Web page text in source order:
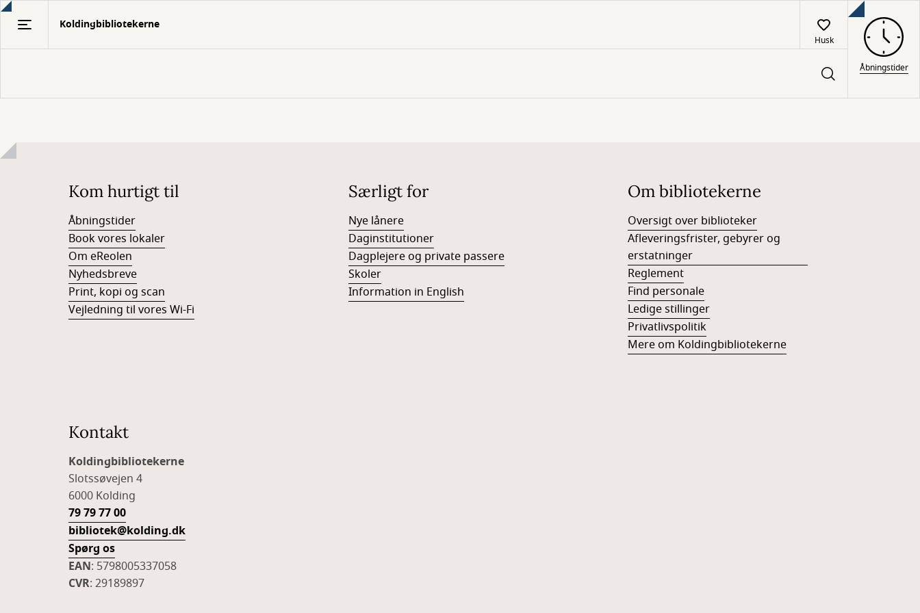
Gå
Koldingbibliotekerne
Husk
Åbningstider
Kom hurtigt til
Åbningstider
Book vores lokaler
Om eReolen
Nyhedsbreve
Print, kopi og scan
Vejledning til vores Wi-Fi
Særligt for
Nye lånere
Daginstitutioner
Dagplejere og private passere
Skoler
Information in English
Om bibliotekerne
Oversigt over biblioteker
Afleveringsfrister, gebyrer og
erstatninger
Reglement
Find personale
Ledige stillinger
Privatlivspolitik
Mere om Koldingbibliotekerne
Kontakt
Koldingbibliotekerne
Slotssøvejen 4
6000 Kolding
79 79 77 00
bibliotek@kolding.dk
Spørg os
EAN: 5798005337058
CVR: 29189897